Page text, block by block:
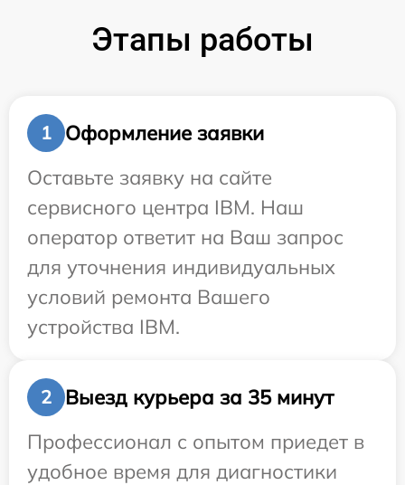
Этапы работы
1
Оформление заявки
Оставьте заявку на сайте
сервисного центра IBM. Наш
оператор ответит на Ваш запрос
для уточнения индивидуальных
условий ремонта Вашего
устройства IBM.
2
Выезд курьера за 35 минут
Профессионал с опытом приедет в
удобное время для диагностики